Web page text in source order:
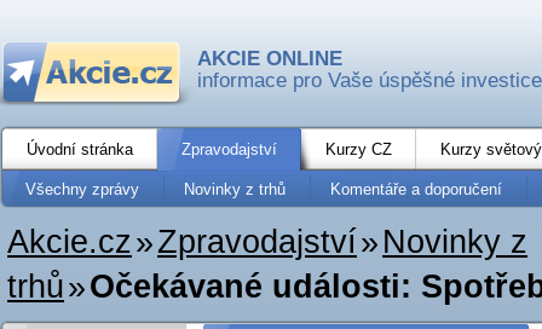
AKCIE ONLINE
informace pro Vaše úspěšné investice
Úvodní stránka Zpravodajství Kurzy CZ Kurzy
Všechny zprávy Novinky z trhů Komentáře a doporučení
Akcie.cz»Zpravodajství» Novinky z
trhů»Očekávané události: